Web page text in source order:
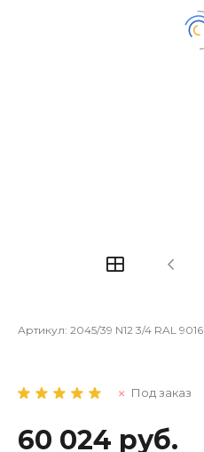
Артикул: 2045/39 N12 3/4 RAL 9016
Под заказ
60 024 руб.